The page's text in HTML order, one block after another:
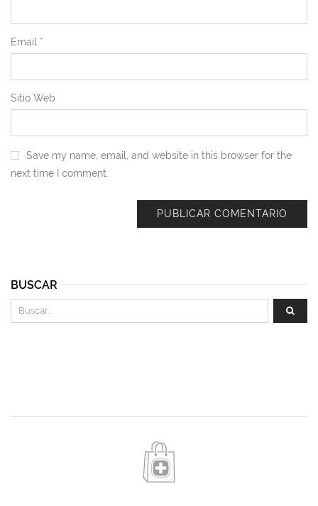
Email *
Sitio Web
Save my name, email, and website in this browser for the
next time I comment.
BUSCAR